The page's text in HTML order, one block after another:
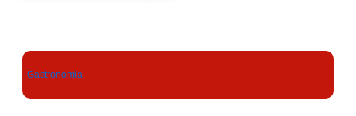
Gastronomia